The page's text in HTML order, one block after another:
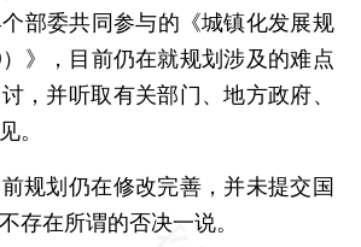
部委共同参与的《城镇化发展规
》，目前仍在就规划涉及的难点
，并听取有关部门、地方政府、
。
划仍在修改完善，并未提交国
存在所谓的否决一说。